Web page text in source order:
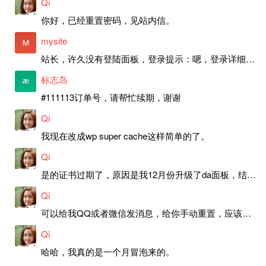
你好，已经重置密码，见站内信。
mysite
站长，许久没有登陆面板，登录提示：嗯，登录详细信息似乎不正确。请重试。 网站还可以正常使用。如果是密码问题请帮忙重置一下密码。谢谢。订单号：97790，账号：aa20210950。 站长，提交了工单，你回复续期成功，不过我的问题是面部登陆信息有问题，一直是初始密码，现在无法登陆，有时间麻烦排查一下。
标志岛
#111113订单号，请帮忙续期，谢谢
Qi
我现在改成wp super cache这样简单的了。
Qi
是的证书过期了，原因是我12月份升级了da面板，结果后台证书就不更新了，目前还在排查问题。切换PHP版本现在没有了，因为DA新版不支持。
Qi
可以给我QQ或者微信发消息，给你手动重置，应该是服务器插件有问题了，这个wp的主题太老了，导致现在好多的问题，网站的签到功能也是因为这个原因导致的。
Qi
哈哈，我真的是一个月冒泡来的。